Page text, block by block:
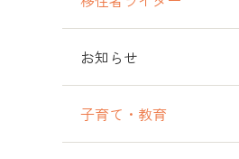
お知らせ
子育て・教育